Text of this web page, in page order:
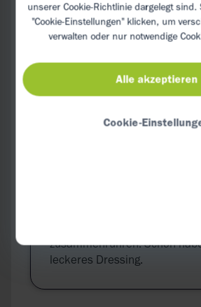
unsererCookie-Richtliniedargelegt sind.
"Cookie-Einstellungen" klicken, um
verwalten oder nur notwendige
Alle akzeptieren
Cookie-
Olivenöl und einen
hinzugeben. Die Mischung
verwenden oder den
Löffel Dip garnieren.
zusammenrühren. Schon
leckeres Dressing.